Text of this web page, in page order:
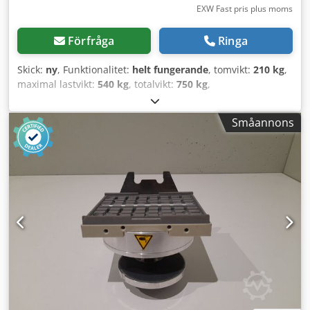
EXW Fast pris plus moms
Förfråga Ringa
Skick: ny, Funktionalitet: helt fungerande, tomvikt: 210 kg,
maximal lastvikt: 540 kg, totalvikt: 750 kg,
Produktinformation "Anssems PLT1 750 251x150 PRO
Flaksläp" Flaksläp från tillverkaren ANSSEMS, modell PLT1
750.251x150 Pro. Som standardutrustning har Anssems
obromsade, enkelaxlade flaksläp aluminiumlämmar som
alla går att fälla ner och ta bort, robusta excenterlås,
invändiga surrningsöglor, profilkanaler för montering av
tillbehör eller lastsäkring, stålram, stödhjul och ett V-drag.
Vi erbjuder även tillbehör för Anssems personbilssläp som
kapell, presenning, nätkrokar, gallerförhöjning, lämsats,
stödbenssats, boxar, spännband och lås. ----- Hos oss kan
du även få: · Finansiering · Leasing (endast för företag) ·
Rådgivning Crjdpswu At Nefx Adhsf · Leverans i hela
Tyskland (ej öar) · Tillbehör · Hyrsläp · Reservdelar ·
Registreringsservice för DH – HB – DEL · Service ·
Reparation · Besiktning (TÜV) av personbilssläp PKW-
Småannons